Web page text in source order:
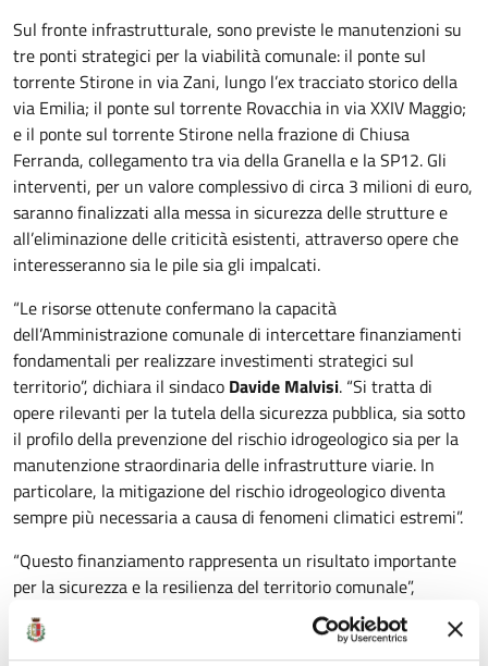
Sul fronte infrastrutturale, sono previste le manutenzioni su
tre ponti strategici per la viabilità comunale: il ponte sul
torrente Stirone in via Zani, lungo l’ex tracciato storico della
via Emilia; il ponte sul torrente Rovacchia in via XXIV Maggio;
e il ponte sul torrente Stirone nella frazione di Chiusa
Ferranda, collegamento tra via della Granella e la SP12. Gli
interventi, per un valore complessivo di circa 3 milioni di euro,
saranno finalizzati alla messa in sicurezza delle strutture e
all’eliminazione delle criticità esistenti, attraverso opere che
interesseranno sia le pile sia gli impalcati.
“Le risorse ottenute confermano la capacità
dell’Amministrazione comunale di intercettare finanziamenti
fondamentali per realizzare investimenti strategici sul
territorio”, dichiara il sindaco Davide Malvisi. “Si tratta di
opere rilevanti per la tutela della sicurezza pubblica, sia sotto
il profilo della prevenzione del rischio idrogeologico sia per la
manutenzione straordinaria delle infrastrutture viarie. In
particolare, la mitigazione del rischio idrogeologico diventa
sempre più necessaria a causa di fenomeni climatici estremi”.
“Questo finanziamento rappresenta un risultato importante
per la sicurezza e la resilienza del territorio comunale”,
aggiunge l’assessore ai Lavori pubblici
Marco Tedeschi
interventi previsti permetteranno di affrontare criticità che